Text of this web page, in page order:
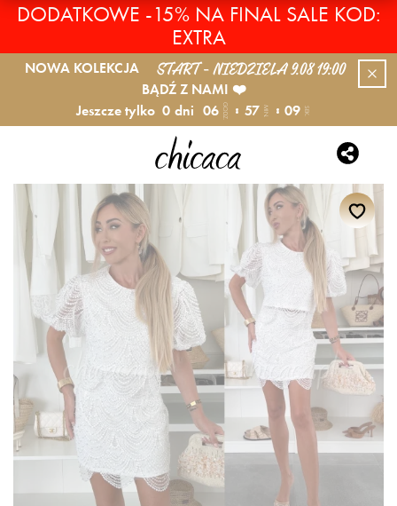
DODATKOWE -15% NA FINAL SALE KOD:
EXTRA
NOWA KOLEKCJA START - NIEDZIELA 9.08 19:00
BĄDŹ Z NAMI ❤️
Jeszcze tylko 0 dni 06 GODZ. 57 MIN. 09 SEK.